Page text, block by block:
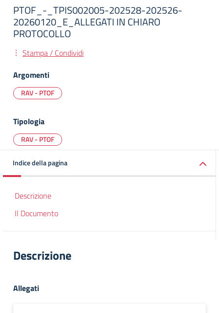
PTOF_-_TPIS002005-202528-202526-
20260120_E_ALLEGATI IN CHIARO
PROTOCOLLO
Stampa / Condividi
Argomenti
RAV - PTOF
Tipologia
RAV - PTOF
Indice della pagina
Descrizione
Il Documento
Descrizione
Allegati